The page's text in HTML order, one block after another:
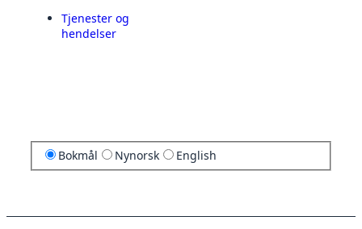
Tjenester og
hendelser
Bokmål Nynorsk English